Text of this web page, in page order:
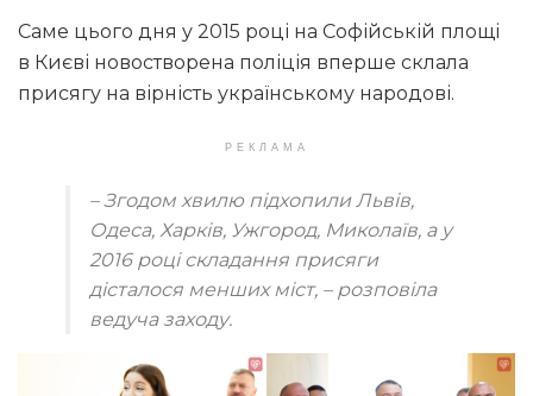
Саме цього дня у 2015 році на Софійській площі
в Києві новостворена поліція вперше склала
присягу на вірність українському народові.
РЕКЛАМА
– Згодом хвилю підхопили Львів,
Одеса, Харків, Ужгород, Миколаїв, а у
2016 році складання присяги
дісталося менших міст, – розповіла
ведуча заходу.